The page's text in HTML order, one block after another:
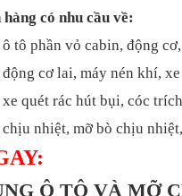
có nhu cầu về:
tô phần vỏ cabin, động
động cơ lai, máy nén khí,
xe quét rác hút bụi, cóc
nhiệt, mỡ bò chịu
Ô TÔ VÀ MỠ